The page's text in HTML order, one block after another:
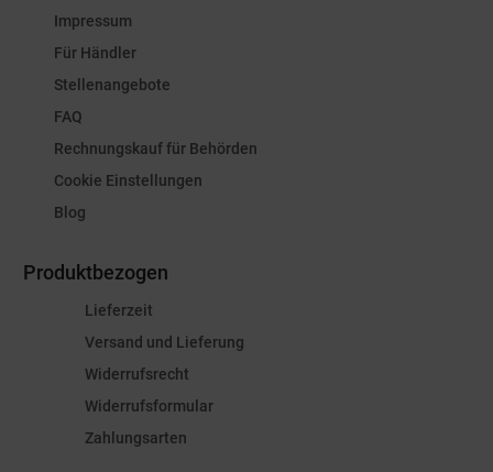
Impressum
Für Händler
Stellenangebote
FAQ
Rechnungskauf für Behörden
Cookie Einstellungen
Blog
Produktbezogen
Lieferzeit
Versand und Lieferung
Widerrufsrecht
Widerrufsformular
Zahlungsarten